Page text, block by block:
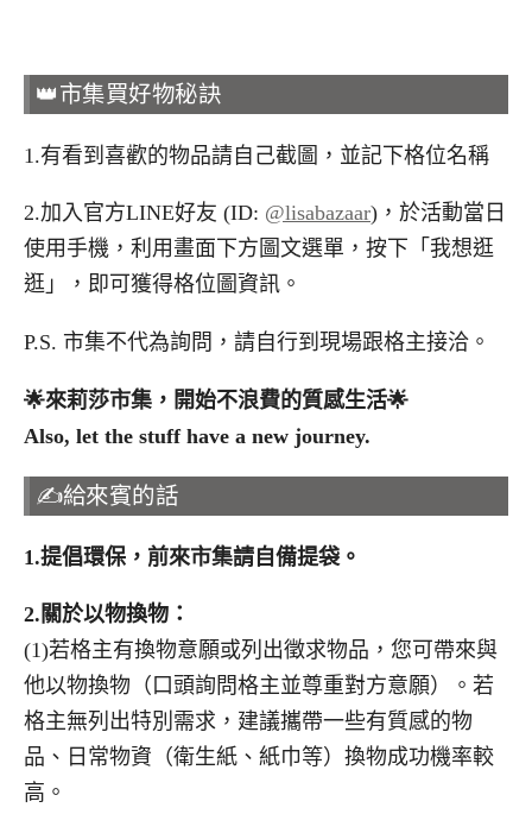
👑市集買好物秘訣
1.有看到喜歡的物品請自己截圖，並記下格位名稱
2.加入官方LINE好友 (ID: @lisabazaar)，於活動當日
使用手機，利用畫面下方圖文選單，按下「我想逛
逛」，即可獲得格位圖資訊。
P.S. 市集不代為詢問，請自行到現場跟格主接洽。
🌟來莉莎市集，開始不浪費的質感生活🌟
Also, let the stuff have a new journey.
✍️給來賓的話
1.提倡環保，前來市集請自備提袋。
2. 關於以物換物：
(1)若格主有換物意願或列出徵求物品，您可帶來與
他以物換物（口頭詢問格主並尊重對方意願）。若
格主無列出特別需求，建議攜帶一些有質感的物
品、日常物資（衛生紙、紙巾等）換物成功機率較
高。